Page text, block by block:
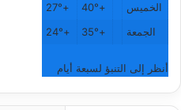
الخميس
+
40°
+
27°
الجمعة
+
35°
+
24°
أنظر إلى التنبؤ لسبعة أيام